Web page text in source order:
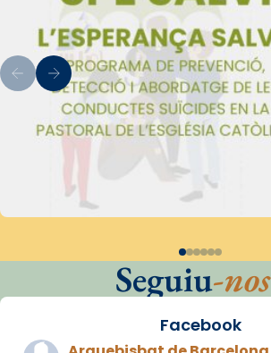
Seguiu-nos
Facebook